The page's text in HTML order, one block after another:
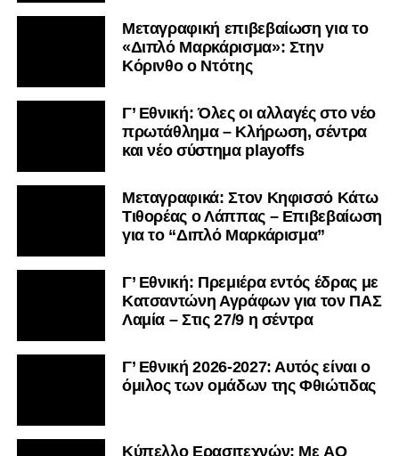
Μεταγραφική επιβεβαίωση για το
«Διπλό Μαρκάρισμα»: Στην
Κόρινθο ο Ντότης
Γ’ Εθνική: Όλες οι αλλαγές στο νέο
πρωτάθλημα – Κλήρωση, σέντρα
και νέο σύστημα playoffs
Μεταγραφικά: Στον Κηφισσό Κάτω
Τιθορέας ο Λάππας – Επιβεβαίωση
για το “Διπλό Μαρκάρισμα”
Γ’ Εθνική: Πρεμιέρα εντός έδρας με
Κατσαντώνη Αγράφων για τον ΠΑΣ
Λαμία – Στις 27/9 η σέντρα
Γ’ Εθνική 2026-2027: Αυτός είναι ο
όμιλος των ομάδων της Φθιώτιδας
Kύπελλο Ερασιτεχνών: Με AO